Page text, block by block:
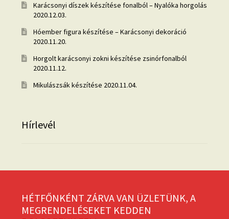
Karácsonyi díszek készítése fonalból – Nyalóka horgolás
2020.12.03.
Hóember figura készítése – Karácsonyi dekoráció
2020.11.20.
Horgolt karácsonyi zokni készítése zsinórfonalból
2020.11.12.
Mikulászsák készítése 2020.11.04.
Hírlevél
HÉTFŐNKÉNT ZÁRVA VAN ÜZLETÜNK, A
MEGRENDELÉSEKET KEDDEN